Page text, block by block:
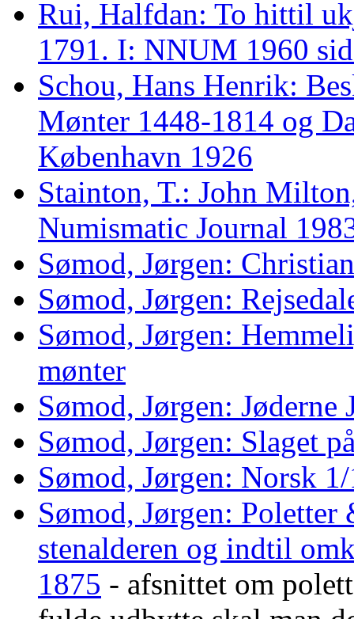
Rui, Halfdan: To hittil
1791. I: NNUM 1960
Schou, Hans Henrik:
Mønter 1448-1814 og
København 1926
Stainton, T.: John
Numismatic Journal
Sømod, Jørgen:
Sømod, Jørgen:
Sømod, Jørgen:
mønter
Sømod, Jørgen: Jøderne
Sømod, Jørgen: Slaget
Sømod, Jørgen: Norsk
Sømod, Jørgen:
stenalderen og indtil
1875 - afsnittet om